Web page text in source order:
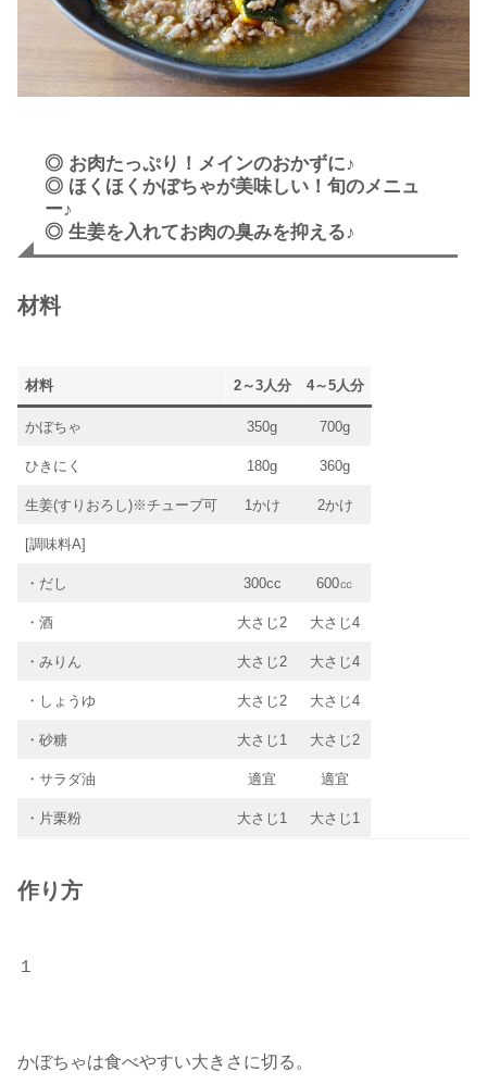
◎ お肉たっぷり！メインのおかずに♪
◎ ほくほくかぼちゃが美味しい！旬のメニュ
ー♪
◎ 生姜を入れてお肉の臭みを抑える♪
材料
材料 2～3人分 4～5人分
かぼちゃ 350g 700g
ひきにく 180g 360g
生姜(すりおろし)※チューブ可 1かけ 2かけ
[調味料A]
・だし 300cc 600㏄
・酒 大さじ2 大さじ4
・みりん 大さじ2 大さじ4
・しょうゆ 大さじ2 大さじ4
・砂糖 大さじ1 大さじ2
・サラダ油 適宜 適宜
・片栗粉 大さじ1 大さじ1
作り方
１
かぼちゃは食べやすい大きさに切る。